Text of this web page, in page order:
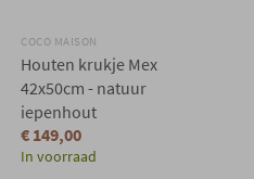
COCO MAISON
Houten krukje Mex
42x50cm - natuur
iepenhout
€ 149,00
In voorraad